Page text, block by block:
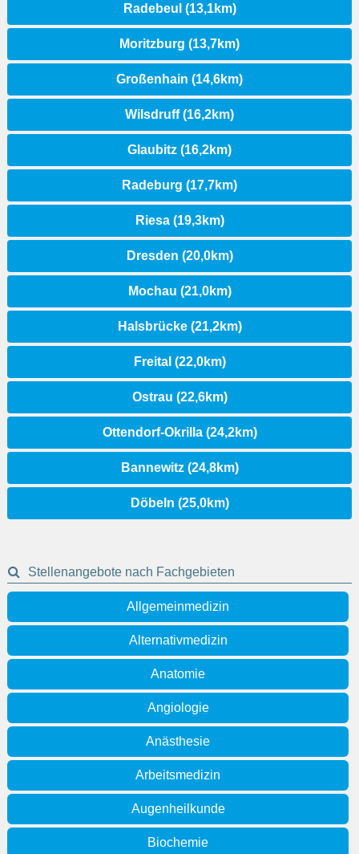
Radebeul (13,1km)
Moritzburg (13,7km)
Großenhain (14,6km)
Wilsdruff (16,2km)
Glaubitz (16,2km)
Radeburg (17,7km)
Riesa (19,3km)
Dresden (20,0km)
Mochau (21,0km)
Halsbrücke (21,2km)
Freital (22,0km)
Ostrau (22,6km)
Ottendorf-Okrilla (24,2km)
Bannewitz (24,8km)
Döbeln (25,0km)
Stellenangebote nach Fachgebieten
Allgemeinmedizin
Alternativmedizin
Anatomie
Angiologie
Anästhesie
Arbeitsmedizin
Augenheilkunde
Biochemie